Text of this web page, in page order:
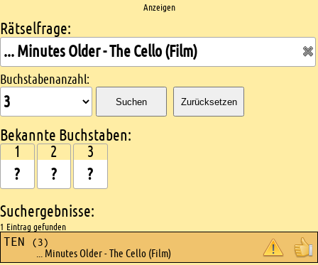
Anzeigen
Kreuzworträtsel suchen
Rätselfrage:
Buchstabenanzahl:
Suchen Zurücksetzen
Bekannte Buchstaben:
1 2 3
Suchergebnisse:
1 Eintrag gefunden
TEN (3)
... Minutes Older - The Cello (Film)